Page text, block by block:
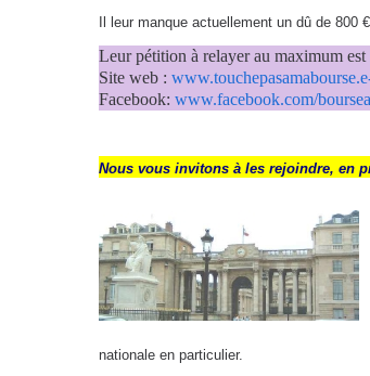
Il leur manque actuellement un dû de 800
Leur pétition à relayer au maximum est
Site web :
Facebook: www.facebook.com/
Nous vous invitons à les rejoindre, en
nationale en particulier.